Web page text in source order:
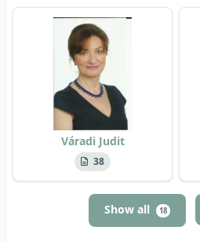
Váradi Judit
38
Show all 18